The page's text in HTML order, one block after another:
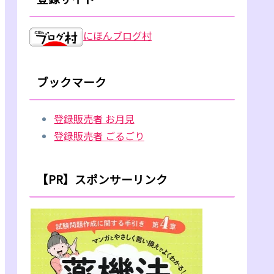
にほんブログ村
ブックマーク
登録販売者 お月見
登録販売者 ごるごり
【PR】スポンサーリンク